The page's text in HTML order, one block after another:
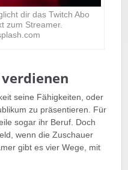
dir das Twitch Abo
zum Streamer.
seine Fähigkeiten, oder
zu präsentieren. Für
sogar ihr Beruf. Doch
wenn die Zuschauer
gibt es vier Wege, mit